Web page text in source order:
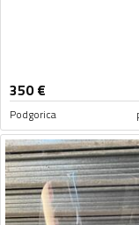
350€
Podgorica